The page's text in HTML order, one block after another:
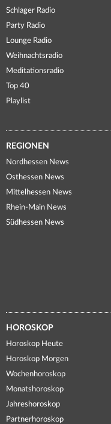
Schlager Radio
Party Radio
Lounge Radio
Weihnachtsradio
Meditationsradio
Top 40
Playlist
REGIONEN
Nordhessen News
Osthessen News
Mittelhessen News
Rhein-Main News
Südhessen News
HOROSKOP
Horoskop Heute
Horoskop Morgen
Wochenhoroskop
Monatshoroskop
Jahreshoroskop
Partnerhoroskop